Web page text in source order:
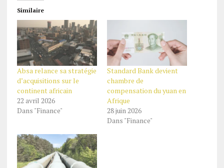
Similaire
Absa relance sa stratégie
d’acquisitions sur le
continent africain
22 avril 2026
Dans "Finance"
Standard Bank devient
chambre de
compensation du yuan en
Afrique
28 juin 2026
Dans "Finance"